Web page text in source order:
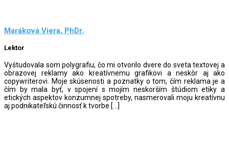
Maráková Viera, PhDr.
Lektor
Vyštudovala som polygrafiu, čo mi otvorilo dvere do sveta textovej a
obrazovej reklamy ako kreatívnemu grafikovi a neskôr aj ako
copywriterovi. Moje skúsenosti a poznatky o tom, čím reklama je a
čím by mala byť, v spojení s mojím neskorším štúdiom etiky a
etických aspektov konzumnej spotreby, nasmerovali moju kreatívnu
aj podnikateľskú činnosť k tvorbe […]